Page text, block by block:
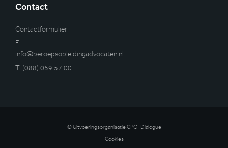
Contact
Contactformulier
E:
info@beroepsopleidingadvocaten.nl
T: (088) 059 57 00
© Uitvoeringsorganisatie CPO-Dialogue
Cookies